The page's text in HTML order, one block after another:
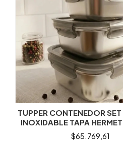
TUPPER CONTENEDOR
INOXIDABLE TAPA
MICROODAS/$65.769,61